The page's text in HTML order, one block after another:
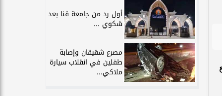
أول رد من جامعة قنا بعد
شكوي ...
مصرع شقيقان وإصابة
طفلين في انقلاب سيارة
ملاكي...